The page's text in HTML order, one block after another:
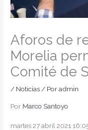
Aforos de
Morelia
Comité de
/ Noticias / Poradmin
Por Marco Santoyo
martes 27 abril 2021